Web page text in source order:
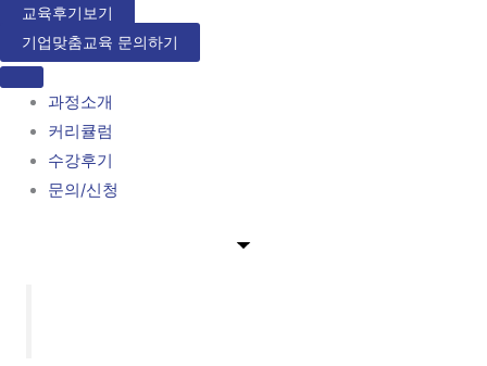
교육후기보기
기업맞춤교육 문의하기
과정소개
커리큘럼
수강후기
문의/신청